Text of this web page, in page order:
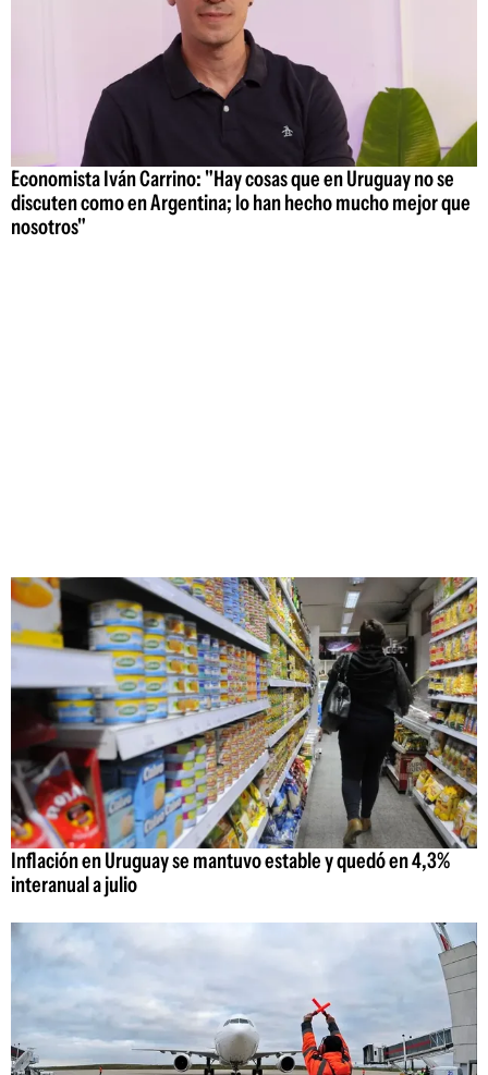
Economista Iván Carrino: "Hay cosas que en Uruguay no se
discuten como en Argentina; lo han hecho mucho mejor que
nosotros"
Inflación en Uruguay se mantuvo estable y quedó en 4,3%
interanual a julio